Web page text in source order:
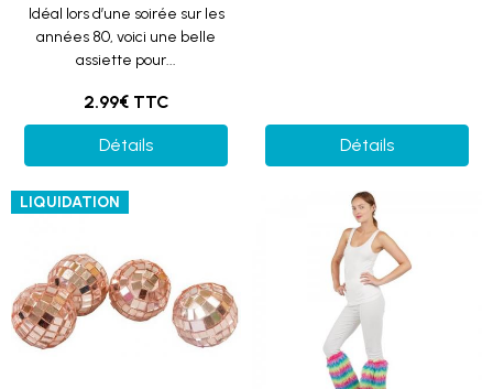
Idéal lors d’une soirée sur les
années 80, voici une belle
assiette pour...
2.99€ TTC
Détails Détails
LIQUIDATION